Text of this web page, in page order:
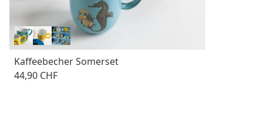
Kaffeebecher Somerset
44,90 CHF